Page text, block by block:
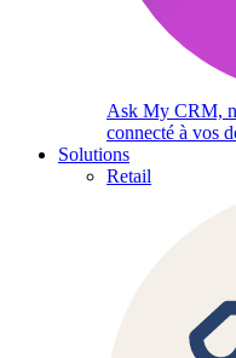
Ask My CRM,
connecté à vos
Solutions
Retail